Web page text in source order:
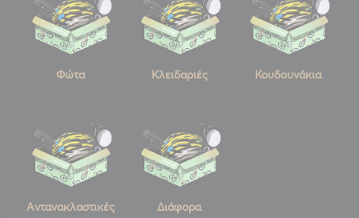
Φώτα Κλειδαριές Κουδουνάκια
Αντανακλαστικές
Διάφορα